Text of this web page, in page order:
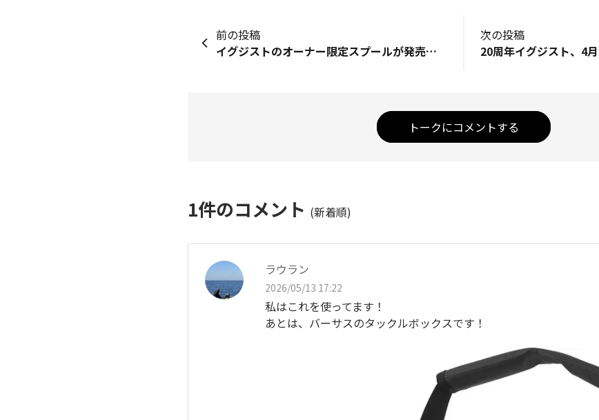
前の投稿
イグジストのオーナー限定スプールが発売されるのを知るのが遅くて買えなかったんですが、売り切れてしまってる番手の再販はあったりしないのでしょうか？
次の投稿
トークにコメントする
1件のコメント (新着順)
ラウラン
2026/05/13 17:22
私はこれを使ってます！
あとは、バーサスのタックルボックスです！